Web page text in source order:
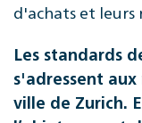
d'achats et leurs
Les standards
s'adressent aux
ville de Zurich.